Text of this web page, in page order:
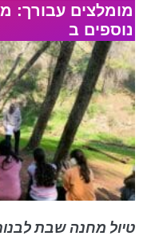
מומלצים עבורך:
נוספים ב
טיול מחנה שבת